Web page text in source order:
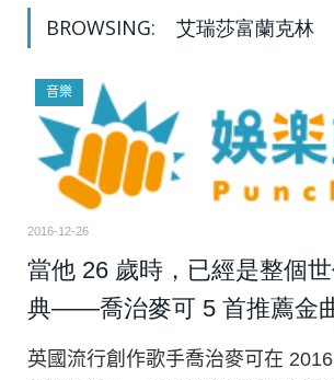
BROWSING: 艾瑞莎富蘭克林
音樂
2016-12-26
當他 26 歲時，已經是整個
典——喬治麥可 5 首推薦金
英國流行創作歌手喬治麥可在 2016